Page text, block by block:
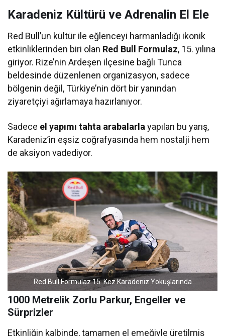
Karadeniz Kültürü ve Adrenalin El Ele
Red Bull’un kültür ile eğlenceyi harmanladığı ikonik
etkinliklerinden biri olan Red Bull Formulaz, 15. yılına
giriyor. Rize’nin Ardeşen ilçesine bağlı Tunca
beldesinde düzenlenen organizasyon, sadece
bölgenin değil, Türkiye’nin dört bir yanından
ziyaretçiyi ağırlamaya hazırlanıyor.
Sadece el yapımı tahta arabalarlayapılan bu yarış,
Karadeniz’in eşsiz coğrafyasında hem nostalji hem
de aksiyon vadediyor.
Red Bull Formulaz 15. Kez Karadeniz Yokuşlarında
1000 Metrelik Zorlu Parkur, Engeller ve
Sürprizler
Etkinliğin kalbinde, tamamen el emeğiyle üretilmiş